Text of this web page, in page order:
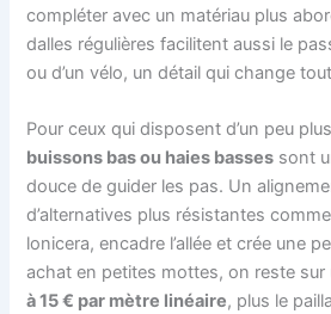
compléter avec un matériau plus
dalles régulières facilitent aussi le
ou d’un vélo, un détail qui change
Pour ceux qui disposent d’un peu
buissons bas ou haies basses sont
douce de guider les pas. Un
d’alternatives plus résistantes
lonicera, encadre l’allée et crée une
achat en petites mottes, on reste
à 15 € par mètre linéaire, plus le